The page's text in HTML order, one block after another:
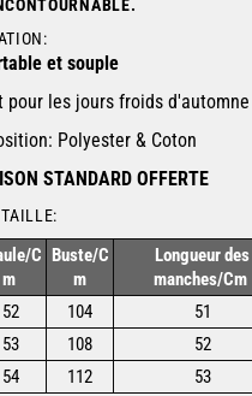
e et souple
pour les jours froids
Polyester & Coton
STANDARD OFFERTE
/C
m
Buste/C
m
Longueur des
manches/Cm
52 104 51
53 108 52
54 112 53